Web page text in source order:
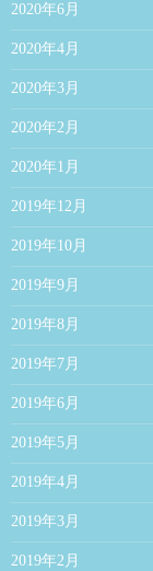
2020年6月
2020年4月
2020年3月
2020年2月
2020年1月
2019年12月
2019年10月
2019年9月
2019年8月
2019年7月
2019年6月
2019年5月
2019年4月
2019年3月
2019年2月